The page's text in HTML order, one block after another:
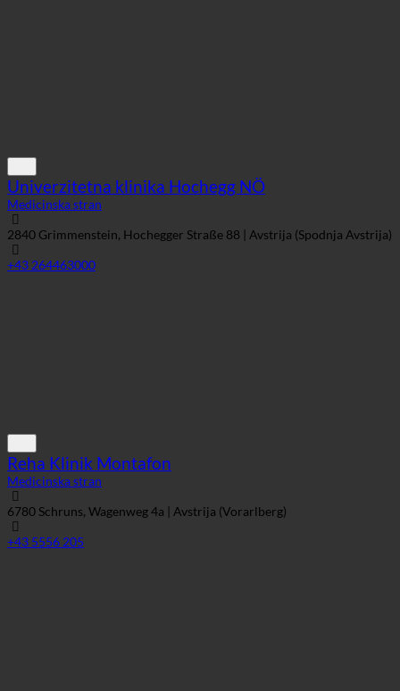
Univerzitetna klinika Hochegg NÖ
Medicinska stran
2840 Grimmenstein, Hochegger Straße 88 | Avstrija (Spodnja Avstrija)
+43 264463000
Reha Klinik Montafon
Medicinska stran
6780 Schruns, Wagenweg 4a | Avstrija (Vorarlberg)
+43 5556 205